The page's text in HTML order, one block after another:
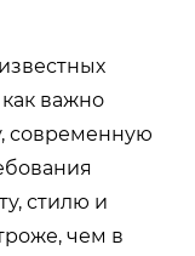
важно
современную
стилю и
чем в